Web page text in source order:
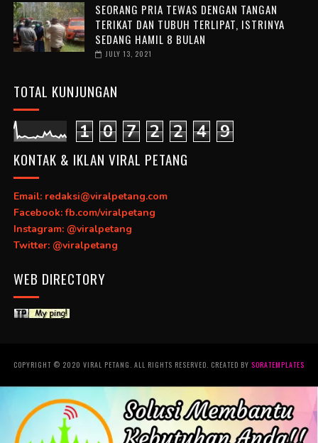
SEORANG PRIA TEWAS DENGAN TANGAN
TERIKAT DAN TUBUH TERLIPAT, ISTRINYA
SEDANG HAMIL 8 BULAN
JULY 13, 2021
TOTAL KUNJUNGAN
1 0 7 2 2 4 9
KONTAK & IKLAN VIRAL PETANG
Email: redaksi@viralpetang.com
Facebook: fb.com/viralpetang
Instagram: @viralpetang
Twitter: @viralpetang
WEB DIRECTORY
COPYRIGHT © 2020 VIRAL PETANG. ALL RIGHTS RESERVED. CREATED BY SORATEMPLATES